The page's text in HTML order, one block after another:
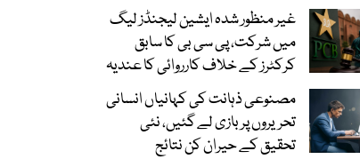
غیر منظور شدہ ایشین لیجنڈز لیگ
میں شرکت، پی سی بی کا سابق
کرکٹرز کے خلاف کارروائی کا عندیہ
مصنوعی ذہانت کی کہانیاں انسانی
تحریروں پر بازی لے گئیں، نئی
تحقیق کے حیران کن نتائج